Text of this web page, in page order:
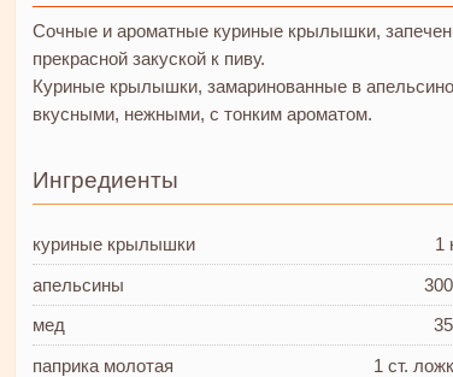
Сочные и ароматные куриные крылышки,
прекрасной закуской к пиву.
Куриные крылышки, замаринованные в
вкусными, нежными, с тонким ароматом.
Ингредиенты
куриные крылышки
1
апельсины
мед
паприка молотая
1 ст.